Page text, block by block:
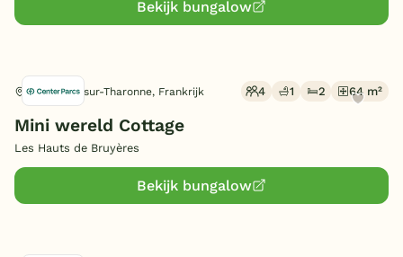
Bekijk bungalow
Chaumont-sur-Tharonne, Frankrijk 4 1 2 64 m²
Mini wereld Cottage
Les Hauts de Bruyères
Bekijk bungalow